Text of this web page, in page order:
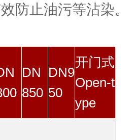
防止油污等沾染。
DN
850
DN9
50
开门式
Open-t
ype